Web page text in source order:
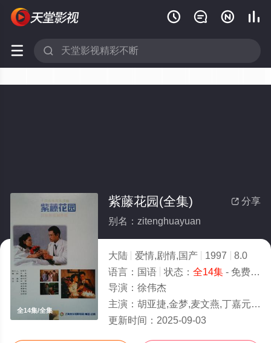
   
 
全14集/全集
 分享
紫藤花园(全集)
别名：zitenghuayuan
大陆 爱情,剧情,国产 1997
8.0
语言： 国语 状态： 全14集- 免费在线观看
导演： 徐伟杰
主演： 胡亚捷,金梦,麦文燕,丁嘉元,荣蓉,奇梦石,徐玉兰
更新时间： 2025-09-03